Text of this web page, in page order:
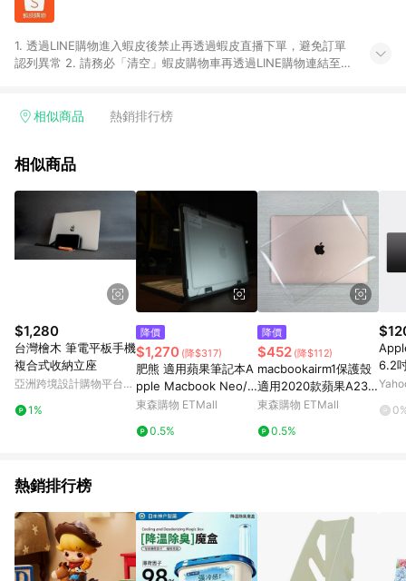
1. 透過LINE購物進入蝦皮後禁止再透過蝦皮直播下單，避免訂單
認列異常 2. 請務必「清空」蝦皮購物車再透過LINE購物連結至蝦
易後，想下第二張訂單，請重新從LINE購物連結至蝦皮商店進行
後之最終金額進行計算。 6. 用戶需於同一瀏覽器進行交易（若自
將拆分成不同筆訂單編號發送通知。 8. 若使用折價券折抵，可能
會有攤提折抵導致訂單金額些微落差 9. 同一商品品項(即便不同
尺寸規格)，皆會計入同一筆返點上限進行計算 10. 蝦皮會將LINE
的導購跳轉紀錄與蝦皮的會員ID進行綁定，若後續七天內未透過
其他媒體來源導入蝦皮官網，則七天內於該蝦皮帳號下訂的首筆
訂單會被蝦皮認列為該LINE用戶導購跳轉時所成立之訂單。 11.
若同一用戶使用一個以上蝦皮帳號透過LINE購物進行導購，將可
能導致無法收到導購通知，亦可能無法收到點數，再請留意。 13.
請注意以下行為將可能導致無法取得 LINE POINTS 點數回饋資
格：使用非指定之途徑及方式完成交易，或經由蝦皮系統判斷點
擊路徑不符合回饋資格或規則者。 14. 若有贈點爭議，請務必於
訂單日期+60天以內進行洽詢確認；超過60天(含)以上進行申
訴，恕無法贈點回饋。需檢附蝦皮訂單完成、LINE購物訂單記
錄，如於LINE購物訂單紀錄已呈現：「非本次前往蝦皮商店之品
斷而無法進行 LINE Points 回饋 2.若購買過程中關閉蝦皮APP，
則需重新透過LINE購物前往蝦皮商城，否則無法進行LINE
POINTS 回饋。 3.如用戶先前往蝦皮商城將商品加入購物車，後
續透過LINE購物前往至蝦皮商城將購物車結清，此方案將不列入
LINE Points 回饋 4.自 2018/10/24 起購買蝦皮拍賣商品，不符
合贈點資格 5. 透過LINE購物購買蝦皮站上「蝦皮推廣服務」之商
相似商品 熱銷排行榜
相似商品
$1,280
台灣檜木 筆電平板手機
複合式收納立座
亞洲跨境設計購物平台
1%
降價
$1,270 (降$317)
肥熊 適用蘋果筆記本A
pple Macbook Neo/A
ir 15.3寸 15寸保護套戰
殼15英寸2024/2025
東森購物 ETMall
0.5%
降價
$452 (降$112)
macbookairm1保護殼
適用2020款蘋果A233
7筆記本A2179保護套A
配件軟保護貼膜全包
東森購物 ETMall
0.5%
6.2
熱銷排行榜